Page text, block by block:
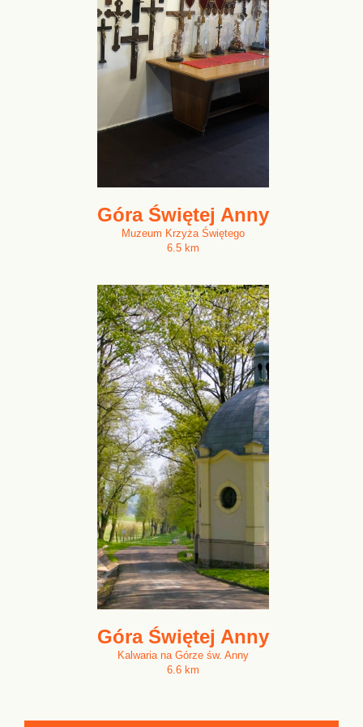
Góra Świętej Anny
Muzeum Krzyża Świętego
6.5 km
Góra Świętej Anny
Kalwaria na Górze św. Anny
6.6 km